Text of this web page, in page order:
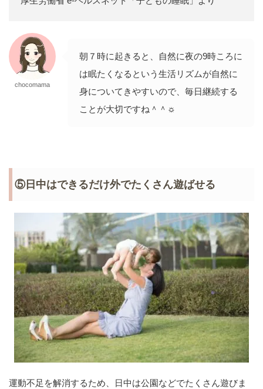
chocomama
朝７時に起きると、自然に夜の9時ころに
は眠たくなるという生活リズムが自然に
身についてきやすいので、毎日継続する
ことが大切ですね＾＾☼
⑤日中はできるだけ外でたくさん遊ばせる
運動不足を解消するため、日中は公園などでたくさん遊びま